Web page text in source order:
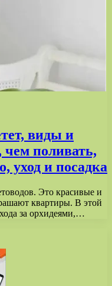
виды и
чем поливать,
уход и посадка
Это красивые и
квартиры. В этой
за орхидеями,…